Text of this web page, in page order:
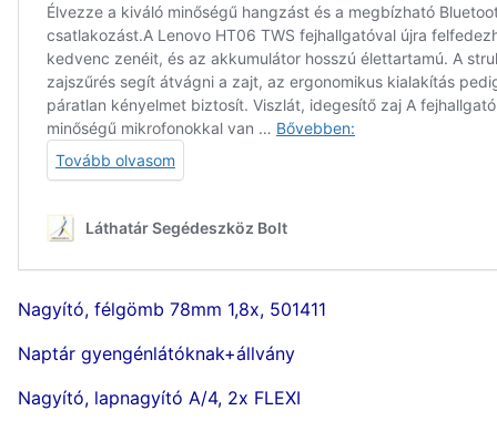
Nagyító, félgömb 78mm 1,8x, 501411
Naptár gyengénlátóknak+állvány
Nagyító, lapnagyító A/4, 2x FLEXI